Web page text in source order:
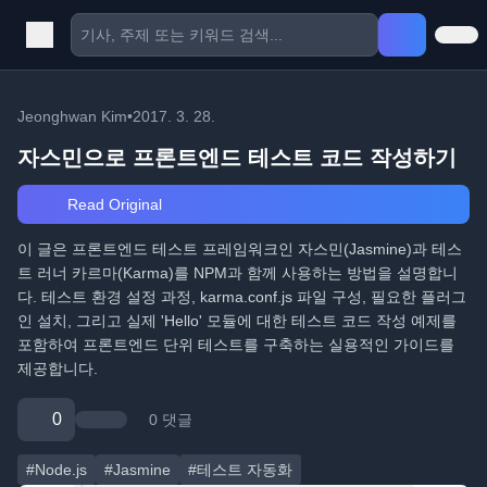
Jeonghwan Kim•2017. 3. 28.
자스민으로 프론트엔드 테스트 코드 작성하기
Read Original
이 글은 프론트엔드 테스트 프레임워크인 자스민(Jasmine)과 테스
트 러너 카르마(Karma)를 NPM과 함께 사용하는 방법을 설명합니
다. 테스트 환경 설정 과정, karma.conf.js 파일 구성, 필요한 플러그
인 설치, 그리고 실제 'Hello' 모듈에 대한 테스트 코드 작성 예제를
포함하여 프론트엔드 단위 테스트를 구축하는 실용적인 가이드를
제공합니다.
0 0 댓글
#Node.js #Jasmine #테스트 자동화